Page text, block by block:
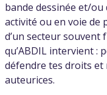
bande dessinée et/ou
activité ou en voie
d’un secteur souvent
qu’ABDIL intervient :
défendre tes droits
auteurices.